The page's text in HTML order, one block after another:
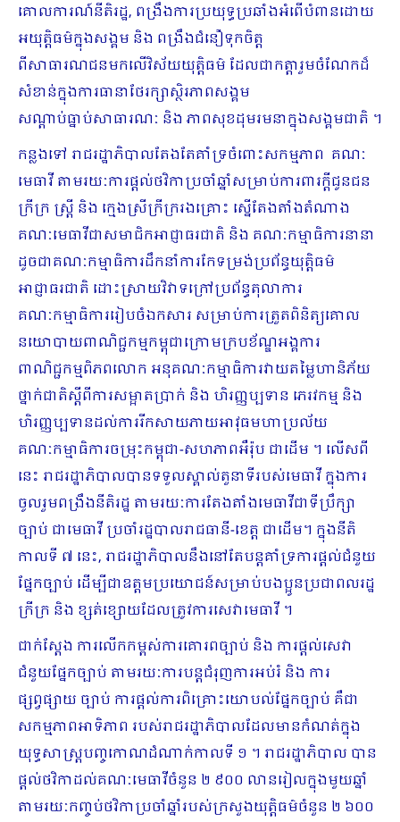
គោលការណ៍នីតិរដ្ឋ, ពង្រឹងការប្រយុទ្ធប្រឆាំងអំពើបំពានដោយ
អយុត្តិធម៌ក្នុងសង្គម និង ពង្រឹងជំនឿទុកចិត្ត
ពីសាធារណជនមកលើវិស័យយុត្តិធម៌ ដែលជាកត្តារួមចំណែកដ៏
សំខាន់ក្នុងការធានាថែរក្សាស្ថិរភាពសង្គម
សណ្តាប់ធ្នាប់សាធារណៈ និង ភាពសុខដុមរមនាក្នុងសង្គមជាតិ ។
កន្លងទៅ រាជរដ្ឋាភិបាលតែងតែគាំទ្រចំពោះសកម្មភាព គណៈ
មេធាវី តាមរយៈការផ្តល់ថវិកាប្រចាំឆ្នាំសម្រាប់ការពារក្តីជូនជន
ក្រីក្រ ស្ត្រី និង ក្មេងស្រីក្រីក្ររងគ្រោះ ស្នើតែងតាំងតំណាង
គណៈមេធាវីជាសមាជិកអាជ្ញាធរជាតិ និង គណៈកម្មាធិការនានា
ដូចជាគណៈកម្មាធិការដឹកនាំការកែទម្រង់ប្រព័ន្ធយុត្តិធម៌
អាជ្ញាធរជាតិ ដោះស្រាយវិវាទក្រៅប្រព័ន្ធតុលាការ
គណៈកម្មាធិការរៀបចំឯកសារ សម្រាប់ការត្រួតពិនិត្យគោល
នយោបាយពាណិជ្ជកម្មកម្ពុជាក្រោមក្របខ័ណ្ឌអង្គការ
ពាណិជ្ជកម្មពិភពលោក អនុគណៈកម្មាធិការវាយតម្លៃហានិភ័យ
ថ្នាក់ជាតិស្តីពីការសម្អាតប្រាក់ និង ហិរញ្ញប្បទាន ភេរវកម្ម និង
ហិរញ្ញប្បទានដល់ការរីកសាយភាយអាវុធមហា​ប្រល័យ
គណៈកម្មាធិការចម្រុះកម្ពុជា-សហភាពអឺរ៉ុប ជាដើម ។ លើសពី
នេះ រាជរដ្ឋាភិបាលបានទទួលស្គាល់តួនាទីរបស់មេធាវី ក្នុងការ
ចូលរួមពង្រឹងនីតិរដ្ឋ តាមរយៈការតែងតាំងមេធាវីជាទីប្រឹក្សា
ច្បាប់ ជាមេធាវី ប្រចាំរដ្ឋបាលរាជធានី-ខេត្ត ជាដើម។ ក្នុងនីតិ
កាលទី ៧ នេះ, រាជរដ្ឋាភិបាលនឹងនៅតែបន្តគាំទ្រការផ្តល់ជំនួយ
ផ្នែកច្បាប់ ដើម្បីជាឧត្តមប្រយោជន៍សម្រាប់បងប្អូនប្រជាពលរដ្ឋ
ក្រីក្រ និង ខ្សត់ខ្សោយដែលត្រូវការសេវាមេធាវី ។
ជាក់ស្តែង ការលើកកម្ពស់ការគោរពច្បាប់ និង ការផ្តល់សេវា
ជំនួយផ្នែកច្បាប់ តាមរយៈការបន្តជំរុញការអប់រំ និង ការ
ផ្សព្វផ្សាយ ច្បាប់ ការផ្តល់ការពិគ្រោះយោបល់ផ្នែកច្បាប់ គឺជា
សកម្មភាពអាទិភាព របស់រាជរដ្ឋាភិបាលដែលមានកំណត់ក្នុង
យុទ្ធសាស្ត្របញ្ចកោណដំណាក់កាលទី ១ ។ រាជរដ្ឋាភិបាល បាន
ផ្តល់ថវិកាដល់គណៈមេធាវីចំនួន ២ ៩០០ លានរៀលក្នុងមួយឆ្នាំ
តាមរយៈកញ្ចប់ថវិកាប្រចាំឆ្នាំរបស់ក្រសួងយុត្តិធម៌ចំនួន ២ ៦០០